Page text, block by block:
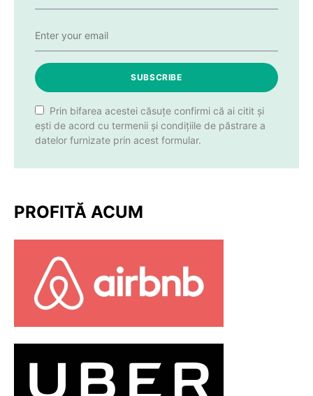
SUBSCRIBE
Prin bifarea acestei căsuțe confirmi că ai citit și
ești de acord cu termenii și condițiile de păstrare a
datelor furnizate prin acest formular.
PROFITĂ ACUM